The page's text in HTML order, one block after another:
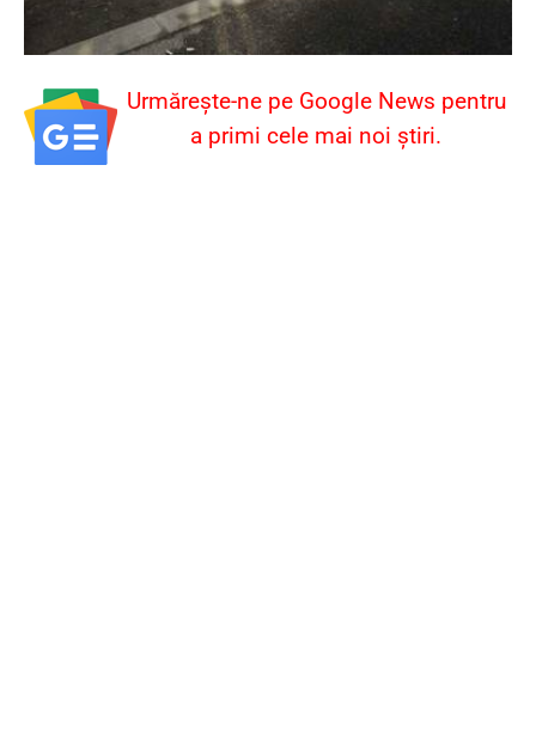
Urmărește-ne pe Google News pentru
a primi cele mai noi știri.